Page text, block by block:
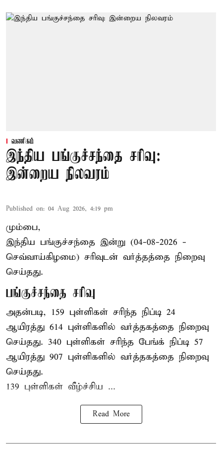
வணிகம்
இந்திய பங்குச்சந்தை சரிவு:
இன்றைய நிலவரம்
Published on: 04 Aug 2026, 4:19 pm
மும்பை,
இந்திய பங்குச்சந்தை இன்று (04-08-2026 -
செவ்வாய்கிழமை) சரிவுடன் வர்த்தத்தை நிறைவு
செய்தது.
பங்குச்சந்தை சரிவு
அதன்படி, 159 புள்ளிகள் சரிந்த நிப்டி 24
ஆயிரத்து 614 புள்ளிகளில் வர்த்தகத்தை நிறைவு
செய்தது. 340 புள்ளிகள் சரிந்த பேங்க் நிப்டி 57
ஆயிரத்து 907 புள்ளிகளில் வர்த்தகத்தை நிறைவு
செய்தது.
139 புள்ளிகள் வீழ்ச்சிய ...
Read More